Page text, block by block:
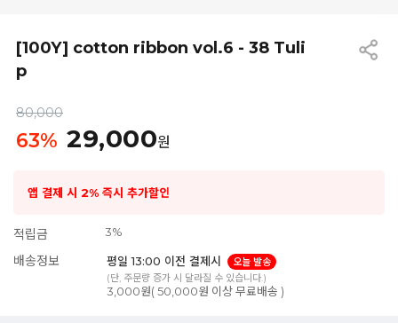
[100Y] cotton ribbon vol.6 - 38 Tuli
p
80,000
63% 29,000원
앱 결제 시 2% 즉시 추가할인
적립금 3%
배송정보 평일 13:00 이전 결제시
오늘 발송
(단, 주문량 증가 시 달라질 수 있습니다.)
3,000원( 50,000원 이상 무료배송 )